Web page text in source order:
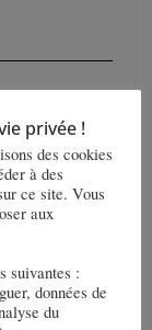
privée !
des cookies
à des
ce site. Vous
aux
suivantes :
données de
du